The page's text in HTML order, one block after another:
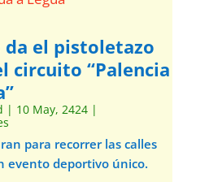
da el pistoletazo
circuito “Palencia
| 10 May, 2424|
para recorrer las calles
evento deportivo único.